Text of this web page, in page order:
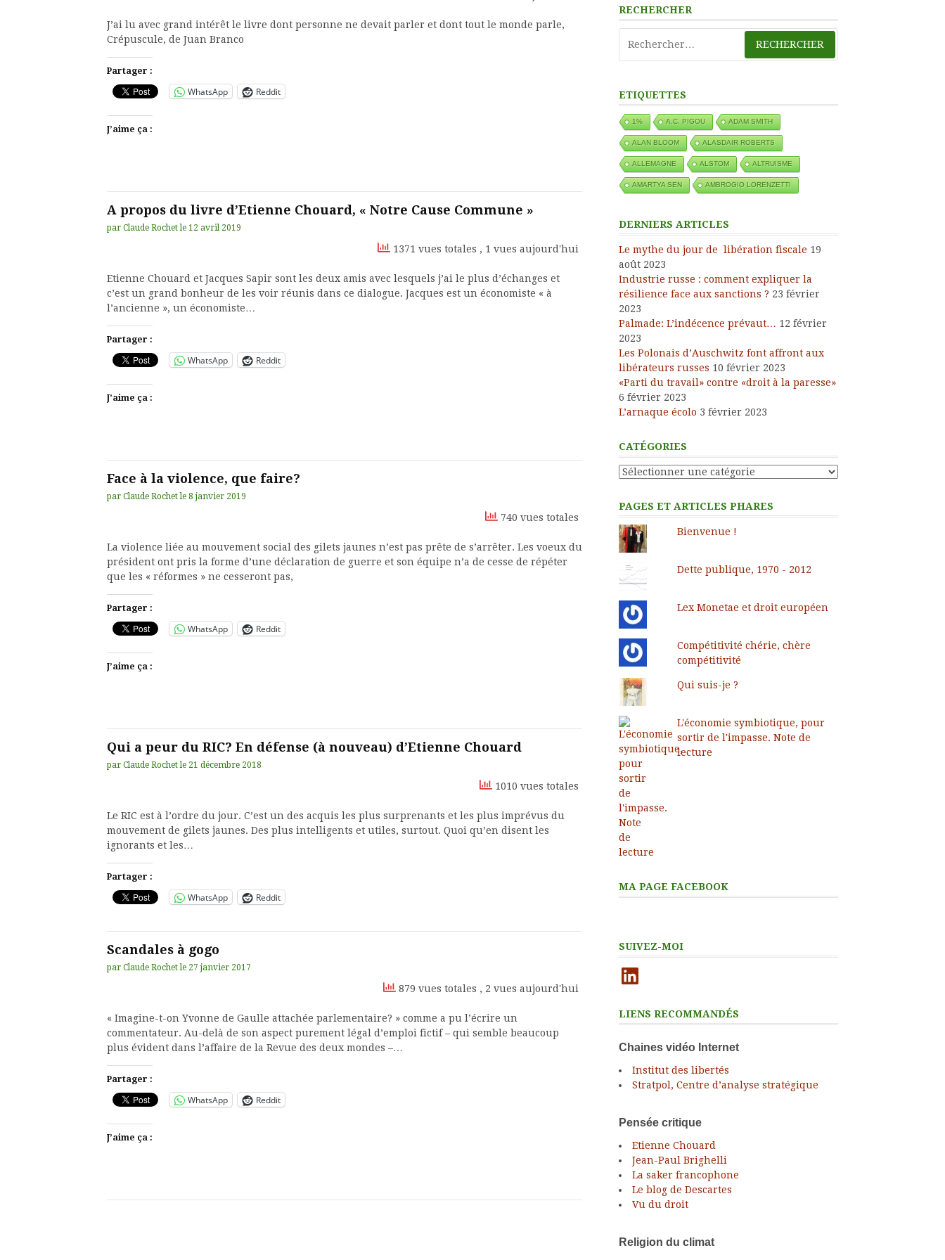
J’ai lu avec grand intérêt le livre dont personne ne devait parler et dont tout le monde parle,
Crépuscule, de Juan Branco
Partager :
WhatsApp Reddit
J’aime ça :
A propos du livre d’Etienne Chouard, « Notre Cause Commune »
par Claude Rochet le 12 avril 2019
1371 vues totales , 1 vues aujourd'hui
Etienne Chouard et Jacques Sapir sont les deux amis avec lesquels j’ai le plus d’échanges et
c’est un grand bonheur de les voir réunis dans ce dialogue. Jacques est un économiste « à
l’ancienne », un économiste…
Partager :
WhatsApp Reddit
J’aime ça :
Face à la violence, que faire?
par Claude Rochet le 8 janvier 2019
740 vues totales
La violence liée au mouvement social des gilets jaunes n’est pas prête de s’arrêter. Les voeux du
président ont pris la forme d’une déclaration de guerre et son équipe n’a de cesse de répéter
que les « réformes » ne cesseront pas,
Partager :
WhatsApp Reddit
J’aime ça :
Qui a peur du RIC? En défense (à nouveau) d’Etienne Chouard
par Claude Rochet le 21 décembre 2018
1010 vues totales
Le RIC est à l’ordre du jour. C’est un des acquis les plus surprenants et les plus imprévus du
mouvement de gilets jaunes. Des plus intelligents et utiles, surtout. Quoi qu’en disent les
ignorants et les…
Partager :
WhatsApp Reddit
Scandales à gogo
par Claude Rochet le 27 janvier 2017
879 vues totales , 2 vues aujourd'hui
« Imagine-t-on Yvonne de Gaulle attachée parlementaire? » comme a pu l’écrire un
commentateur. Au-delà de son aspect purement légal d’emploi fictif – qui semble beaucoup
plus évident dans l’affaire de la Revue des deux mondes –…
Partager :
WhatsApp Reddit
J’aime ça :
RECHERCHER
ETIQUETTES
1% A.C. PIGOU ADAM SMITH
ALAN BLOOM ALASDAIR ROBERTS
ALLEMAGNE ALSTOM ALTRUISME
AMARTYA SEN AMBROGIO LORENZETTI
DERNIERS ARTICLES
Le mythe du jour de libération fiscale 19
août 2023
Industrie russe : comment expliquer la
résilience face aux sanctions ? 23 février
2023
Palmade: L’indécence prévaut… 12 février
2023
Les Polonais d’Auschwitz font affront aux
libérateurs russes 10 février 2023
«Parti du travail» contre «droit à la paresse»
6 février 2023
L’arnaque écolo 3 février 2023
CATÉGORIES
Catégories
PAGES ET ARTICLES PHARES
Bienvenue !
Dette publique, 1970 - 2012
Lex Monetae et droit européen
Compétitivité chérie, chère
compétitivité
Qui suis-je ?
L'économie symbiotique, pour
sortir de l'impasse. Note de
lecture
MA PAGE FACEBOOK
SUIVEZ-MOI
LinkedIn
LIENS RECOMMANDÉS
Chaines vidéo Internet
Institut des libertés
Stratpol, Centre d’analyse stratégique
Pensée critique
Etienne Chouard
Jean-Paul Brighelli
La saker francophone
Le blog de Descartes
Vu du droit
Religion du climat